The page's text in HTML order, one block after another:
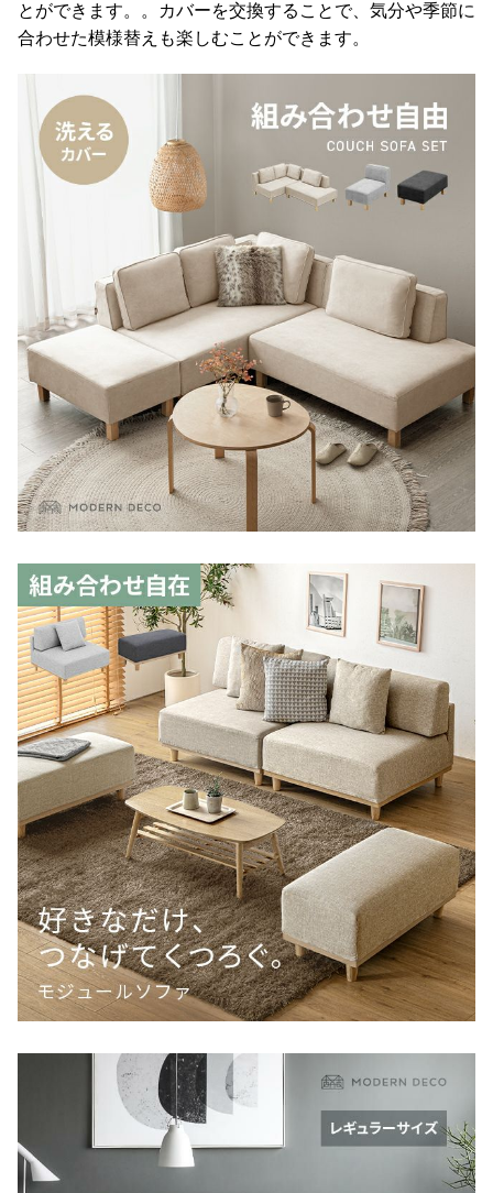
とができます。。カバーを交換することで、気分や季節に
合わせた模様替えも楽しむことができます。